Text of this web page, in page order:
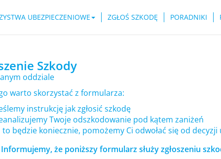
UBEZPIECZENIOWE ZGŁOŚ SZKODĘ PORADNIKI
Szkody
oddziale
warto skorzystać z formularza:
instrukcję jak zgłosić szkodę
Twoje odszkodowanie pod kątem zaniżeń
będzie koniecznie, pomożemy Ci odwołać się od decyzji
Informujemy, że poniższy formularz służy zgłoszeniu